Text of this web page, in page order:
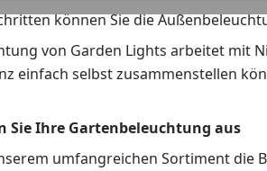
können Sie die
von Garden Lights arbeitet mit
einfach selbst zusammenstellen
Sie Ihre Gartenbeleuchtung aus
umfangreichen Sortiment die